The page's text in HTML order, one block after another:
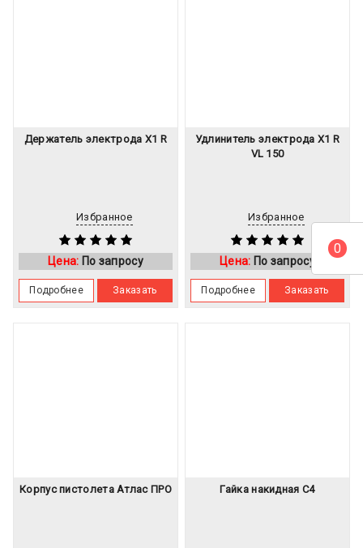
Держатель электрода X1 R
Избранное
Цена: По запросу
Подробнее Заказать
Удлинитель электрода X1 R
VL 150
Избранное
Цена: По запросу
Подробнее Заказать
Корпус пистолета Атлас ПРО Гайка накидная C4
0